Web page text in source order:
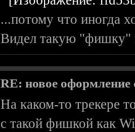
...потому что иногда
Видел такую "фишку"
RE: новое оформление
На каком-то трекере
с такой фишкой как